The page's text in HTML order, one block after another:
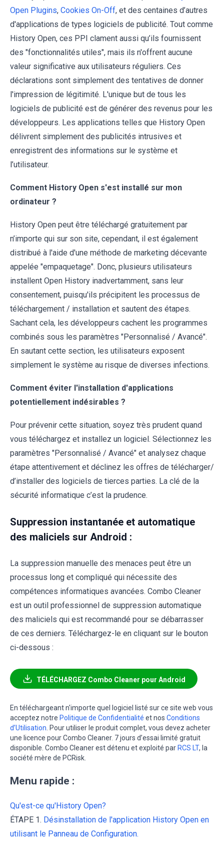
Open Plugins, Cookies On-Off, et des centaines d’autres
d'applications de types logiciels de publicité. Tout comme
History Open, ces PPI clament aussi qu’ils fournissent
des "fonctionnalités utiles", mais ils n'offrent aucune
valeur significative aux utilisateurs réguliers. Ces
déclarations sont simplement des tentatives de donner
l'impression de légitimité. L'unique but de tous les
logiciels de publicité est de générer des revenus pour les
développeurs. Les applications telles que History Open
délivrent simplement des publicités intrusives et
enregistrent des informations sur le système et
l’utilisateur.
Comment History Open s'est installé sur mon
ordinateur ?
History Open peut être téléchargé gratuitement par
n’importe qui sur son site, cependant, il est également
distribué à l'aide d'une méthode de marketing décevante
appelée "empaquetage". Donc, plusieurs utilisateurs
installent Open History inadvertamment, sans leur
consentement, puisqu'ils précipitent les processus de
téléchargement / installation et sautent des étapes.
Sachant cela, les développeurs cachent les programmes
combinés sous les paramètres "Personnalisé / Avancé".
En sautant cette section, les utilisateurs exposent
simplement le système au risque de diverses infections.
Comment éviter l'installation d'applications
potentiellement indésirables ?
Pour prévenir cette situation, soyez très prudent quand
vous téléchargez et installez un logiciel. Sélectionnez les
paramètres "Personnalisé / Avancé" et analysez chaque
étape attentivement et déclinez les offres de télécharger/
d’installer des logiciels de tierces parties. La clé de la
sécurité informatique c’est la prudence.
Suppression instantanée et automatique
des maliciels sur Android :
La suppression manuelle des menaces peut être un
processus long et compliqué qui nécessite des
compétences informatiques avancées. Combo Cleaner
est un outil professionnel de suppression automatique
des maliciels qui est recommandé pour se débarrasser
de ces derniers. Téléchargez-le en cliquant sur le bouton
ci-dessous :
TÉLÉCHARGEZ Combo Cleaner pour Android
En téléchargeant n'importe quel logiciel listé sur ce site web vous
acceptez notre Politique de Confidentialité et nos Conditions
d’Utilisation . Pour utiliser le produit complet, vous devez acheter
une licence pour Combo Cleaner. 7 jours d’essai limité gratuit
disponible. Combo Cleaner est détenu et exploité parRCS LT, la
société mère de PCRisk.
Menu rapide :
Qu'est-ce qu'History Open?
ÉTAPE 1. Désinstallation de l'application History Open en
utilisant le Panneau de Configuration.